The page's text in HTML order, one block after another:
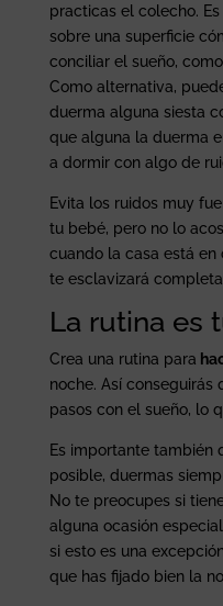
practicas el colecho.
sobre una superficie
conciliar el sueño,
Como alternativa,
duerma alguna siesta
que alguna la duerma
a dormir con algo de
Evita los ruidos muy
tu bebé, pero no lo
cuando la casa está
te esclavizará
La rutina es
Crea una rutina para
noche. Así conseguirás
pasos con el sueño, lo
Es importante también
posible, duermas
No te preocupes si
alguna ocasión
si esto es una
que has fijado bien la